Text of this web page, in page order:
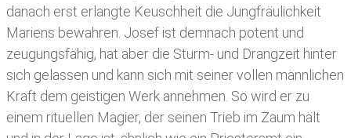
danach erst erlangte Keuschheit die Jungfräulichkeit
Mariens bewahren. Josef ist demnach potent und
zeugungsfähig, hat aber die Sturm- und Drangzeit hinter
sich gelassen und kann sich mit seiner vollen männlichen
Kraft dem geistigen Werk annehmen. So wird er zu
einem rituellen Magier, der seinen Trieb im Zaum hält